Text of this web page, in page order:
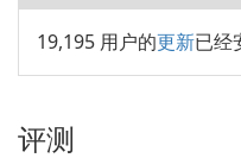
19,195 用户的更新已经
评测